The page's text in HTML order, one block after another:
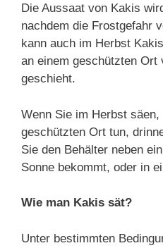
Die Aussaat von Kakis
nachdem die Frostgefahr
kann auch im Herbst
an einem geschützten Ort
geschieht.
Wenn Sie im Herbst
geschützten Ort tun,
Sie den Behälter neben
Sonne bekommt, oder in
Wie man Kakis sät?
Unter bestimmten